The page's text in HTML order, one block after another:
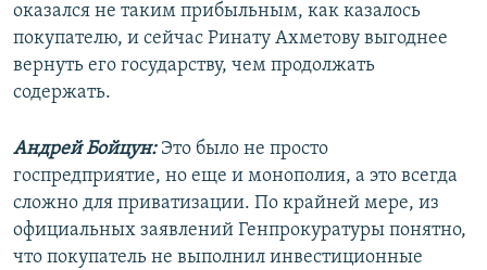
оказался не таким прибыльным, как казалось
покупателю, и сейчас Ринату Ахметову выгоднее
вернуть его государству, чем продолжать
содержать.
Андрей Бойцун:Это было не просто
госпредприятие, но еще и монополия, а это всегда
сложно для приватизации. По крайней мере, из
официальных заявлений Генпрокуратуры понятно,
что покупатель не выполнил инвестиционные